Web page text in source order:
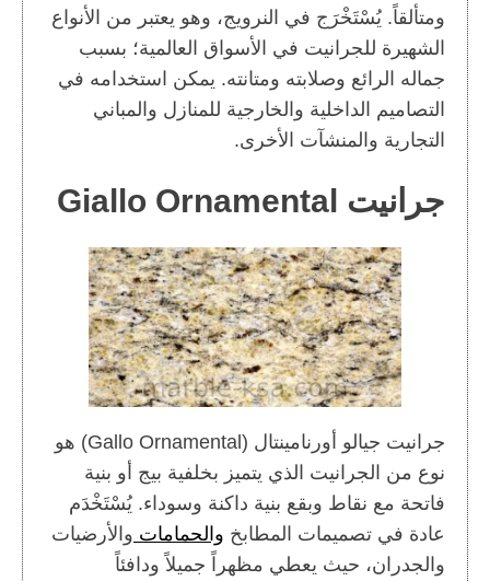
ومتألقاً. يُسْتَخْرَج في النرويج، وهو يعتبر من الأنواع
الشهيرة للجرانيت في الأسواق العالمية؛ بسبب
جماله الرائع وصلابته ومتانته. يمكن استخدامه في
التصاميم الداخلية والخارجية للمنازل والمباني
التجارية والمنشآت الأخرى.
جرانيت Giallo Ornamental
جرانيت جيالو أورنامينتال (Gallo Ornamental) هو
نوع من الجرانيت الذي يتميز بخلفية بيج أو بنية
فاتحة مع نقاط وبقع بنية داكنة وسوداء. يُسْتَخْدَم
عادة في تصميمات المطابخ والحمامات والأرضيات
والجدران، حيث يعطي مظهراً جميلاً ودافئاً